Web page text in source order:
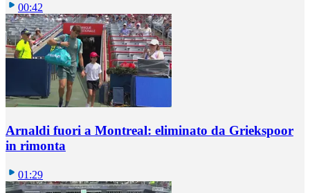
00:42
Arnaldi fuori a Montreal: eliminato da Griekspoor
in rimonta
01:29